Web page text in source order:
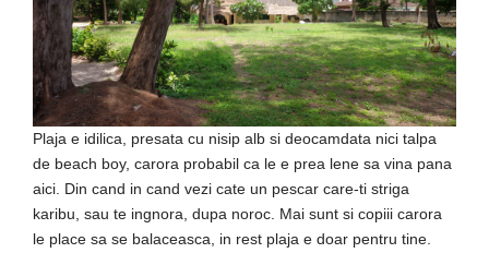
Plaja e idilica, presata cu nisip alb si deocamdata nici talpa
de beach boy, carora probabil ca le e prea lene sa vina pana
aici. Din cand in cand vezi cate un pescar care-ti striga
karibu, sau te ingnora, dupa noroc. Mai sunt si copiii carora
le place sa se balaceasca, in rest plaja e doar pentru tine.